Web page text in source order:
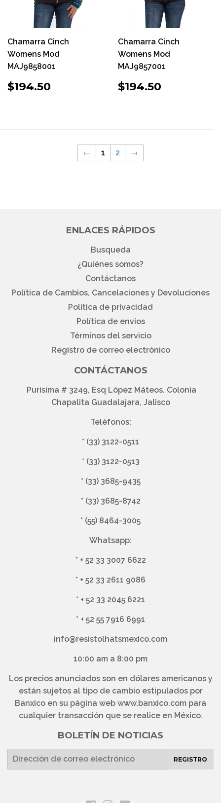
Chamarra Cinch
Womens Mod
MAJ9858001
PRECIO
HABITUAL
$194.50
Chamarra Cinch
Womens Mod
MAJ9857001
PRECIO
HABITUAL
$194.50
← 1 2 →
ENLACES RÁPIDOS
Busqueda
¿Quiénes somos?
Contáctanos
Política de Cambios, Cancelaciones y Devoluciones
Política de privacidad
Política de envíos
Términos del servicio
Registro de correo electrónico
CONTÁCTANOS
Purisima # 3249, Esq López Máteos. Colonia
Chapalita Guadalajara, Jalisco
Teléfonos:
* (33) 3122-0511
* (33) 3122-0513
* (33) 3685-9435
* (33) 3685-8742
* (55) 8464-3005
Whatsapp:
* + 52 33 3007 6622
* + 52 33 2611 9086
* + 52 33 2045 6221
* + 52 55 7916 6991
info@resistolhatsmexico.com
10:00 am a 8:00 pm
Los precios anunciados son en dólares americanos y
están sujetos al tipo de cambio estipulados por
Banxico en su página web www.banxico.com para
cualquier transacción que se realice en México.
BOLETÍN DE NOTICIAS
E-
REGISTRO